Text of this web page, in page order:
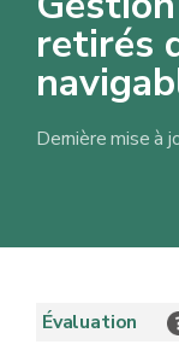
retirés
Dernière mise à
Évaluation